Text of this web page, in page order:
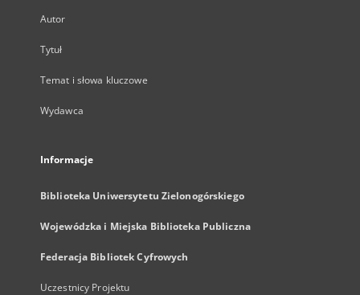
Autor
Tytuł
Temat i słowa kluczowe
Wydawca
Informacje
Biblioteka Uniwersytetu Zielonogórskiego
Wojewódzka i Miejska Biblioteka Publiczna
Federacja Bibliotek Cyfrowych
Uczestnicy Projektu